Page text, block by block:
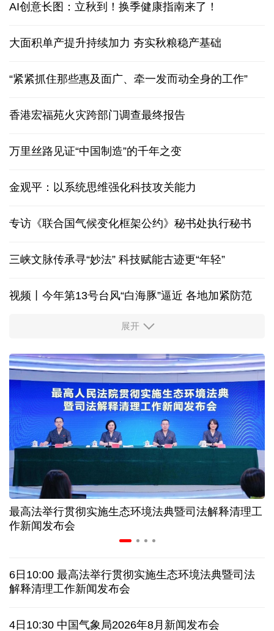
AI创意长图：立秋到！换季健康指南来了！
大面积单产提升持续加力 夯实秋粮稳产基础
“紧紧抓住那些惠及面广、牵一发而动全身的工作”
香港宏福苑火灾跨部门调查最终报告
万里丝路见证“中国制造”的千年之变
金观平：以系统思维强化科技攻关能力
专访《联合国气候变化框架公约》秘书处执行秘书
三峡文脉传承寻“妙法” 科技赋能古迹更“年轻”
视频丨今年第13号台风“白海豚”逼近 各地加紧防范
柔性制造，高效匹配差异化需求
“零关税”实施100天 见证中非合作新气象
高温下用电负荷创新高 解码今夏的清凉底气
活力中国调研行丨弯道超车 如何“皖”美提速
年中经济观察 服务实体经济 财政金融打出"组合拳"
7月份中国仓储指数保持扩张 行业运行韧性较强
俄黑客称获取北约直接参与袭击俄领土证据
全球媒体聚焦︱外媒：美国劳动力市场正在走弱
展开
最高法举行贯彻实施生态环境法典暨司法解释清理工
作新闻发布会
6日10:00 最高法举行贯彻实施生态环境法典暨司法
解释清理工作新闻发布会
4日10:30 中国气象局2026年8月新闻发布会